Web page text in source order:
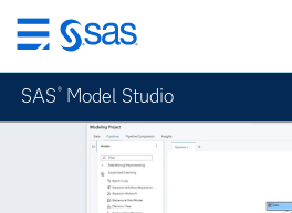
跳
至
主
要
SAS ® Model Studio